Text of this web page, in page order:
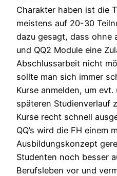
Charakter haben ist die
meistens auf 20-30
dazu gesagt, dass ohne
und QQ2 Module eine
Abschlussarbeit nicht
sollte man sich immer
Kurse anmelden, um
späteren Studienverlauf
Kurse recht schnell
QQ’s wird die FH einem
Ausbildungskonzept
Studenten noch besser
Berufsleben vor und